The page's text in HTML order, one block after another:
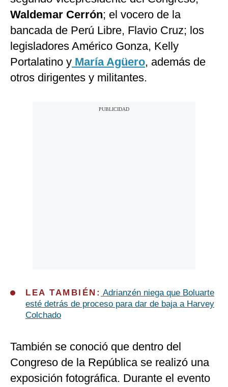
Waldemar Cerrón; el vocero de la
bancada de Perú Libre, Flavio Cruz; los
legisladores Américo Gonza, Kelly
Portalatino y María Agüero, además de
otros dirigentes y militantes.
LEA TAMBIÉN: Adrianzén niega que Boluarte
esté detrás de proceso para dar de baja a Harvey
Colchado
También se conoció que dentro del
Congreso de la República se realizó una
exposición fotográfica. Durante el evento